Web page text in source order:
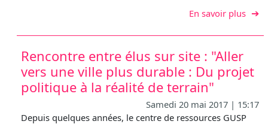
En savoir plussur
Rencontre entre élus sur site : "Aller
vers une ville plus durable : Du projet
politique à la réalité de terrain"
Samedi 20 mai 2017 | 15:17
Depuis quelques années, le centre de ressources GUSP